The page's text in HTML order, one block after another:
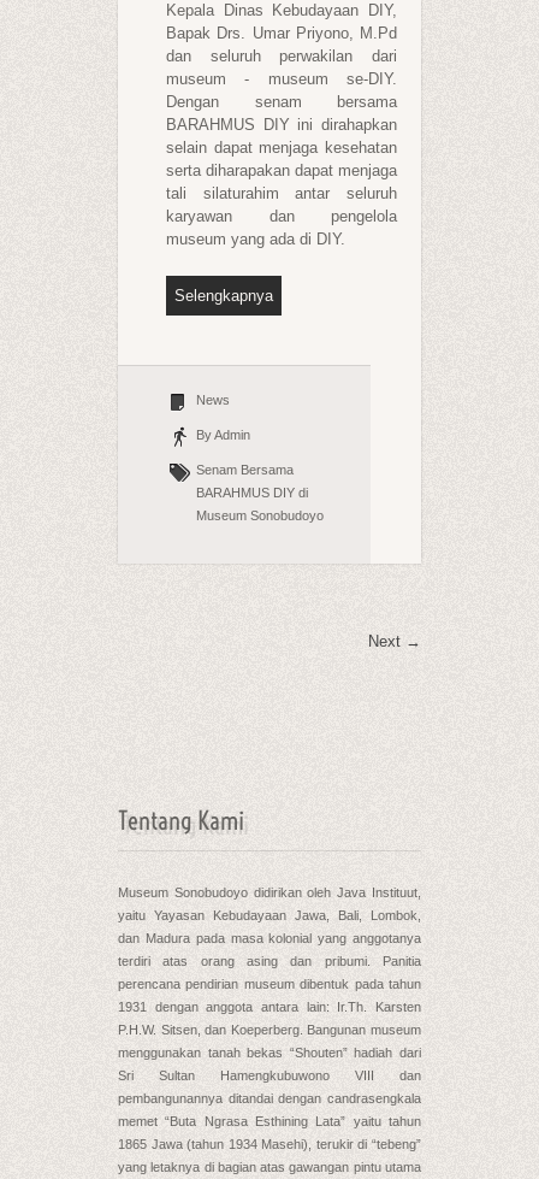
Kepala Dinas Kebudayaan DIY,
Bapak Drs. Umar Priyono, M.Pd
dan seluruh perwakilan dari
museum - museum se-DIY.
Dengan senam bersama
BARAHMUS DIY ini dirahapkan
selain dapat menjaga kesehatan
serta diharapakan dapat menjaga
tali silaturahim antar seluruh
karyawan dan pengelola
museum yang ada di DIY.
Selengkapnya
News
By Admin
Senam Bersama
BARAHMUS DIY di
Museum Sonobudoyo
Next →
Tentang Kami
Museum Sonobudoyo didirikan oleh Java Instituut,
yaitu Yayasan Kebudayaan Jawa, Bali, Lombok,
dan Madura pada masa kolonial yang anggotanya
terdiri atas orang asing dan pribumi. Panitia
perencana pendirian museum dibentuk pada tahun
1931 dengan anggota antara lain: Ir.Th. Karsten
P.H.W. Sitsen, dan Koeperberg. Bangunan museum
menggunakan tanah bekas “Shouten” hadiah dari
Sri Sultan Hamengkubuwono VIII dan
pembangunannya ditandai dengan candrasengkala
memet “Buta Ngrasa Esthining Lata” yaitu tahun
1865 Jawa (tahun 1934 Masehi), terukir di “tebeng”
yang letaknya di bagian atas gawangan pintu utama